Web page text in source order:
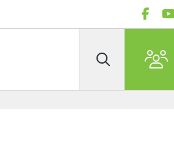
Rechercher